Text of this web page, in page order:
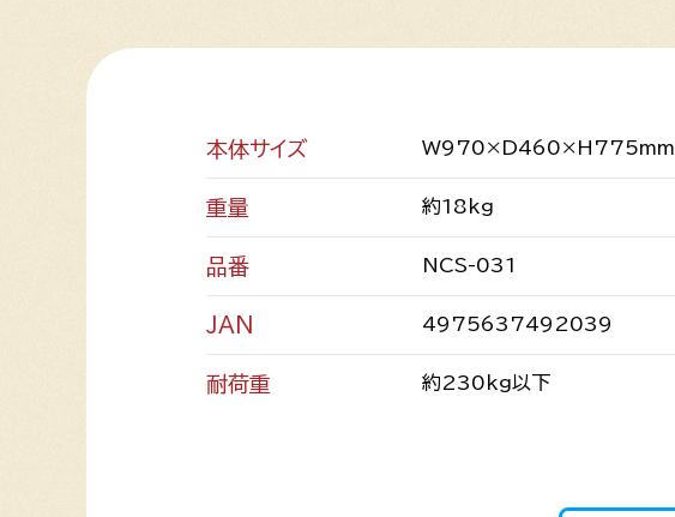
本体サイズ W970×D460×H775mm
重量 約18kg
品番 NCS-031
JAN 4975637492039
耐荷重 約230kg以下